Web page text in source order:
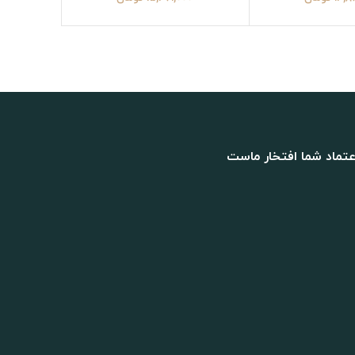
شما افتخار ماست